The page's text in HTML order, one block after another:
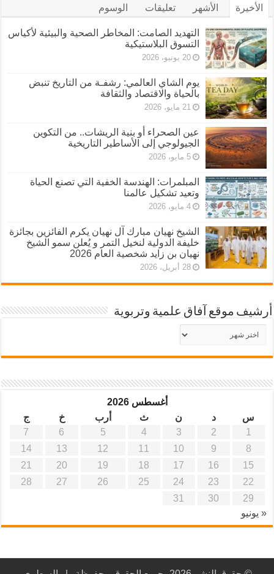
الأخيرة الأشهر تعليقات الوسوم
التهديد الصامت: المخاطر الصحية والبيئية لأكياس
التسوق البلاستيكية
20 يونيو، 2026
يوم الشاي العالمي: رشفـة من التاريخ تنبض
بالحياة والاقتصاد والثقافة
21 مايو، 2026
عين الصحراء أو بنية الريشات.. من التكوين
الجيولوجي إلى الأساطير التاريخية
5 مايو، 2026
المبلمرات: الهندسة الخفية التي تصنع الحياة
وتعيد تشكيل عالمنا
4 مايو، 2026
الشيخ نهيان مبارك آل نهيان يكرم الفائزين بجائزة
خليفة الدولية لنخيل التمر و يُعلن سمو الشيخ
نهيان بن زايد شخصية العام 2026
28 أبريل، 2026
أرشيف موقع آفاق علمية وتربوية
أرشيف
موقع
آفاق
أغسطس 2026
س
د ن ث أرب خ
ج
1
2
3
4
5
6
7
8
9
10
11
12
13
14
15
16
17
18
19
20
21
22
23
24
25
26
27
28
29
30
31
« يونيو